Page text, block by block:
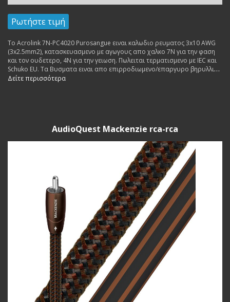
Ρωτήστε τιμή
Το Acrolink 7N-PC4020 Purosangue ειναι καλωδιο ρευματος 3x10 AWG
(3x2.5mm2), κατασκευασμενο με αγωγους απο χαλκο 7Ν για την φαση
και τον ουδετερο, 4Ν για την γειωση. Πωλειται τερματισμενο με IEC και
Schuko EU. Τα Βυσματα ειναι απο επιρροδιωμενο/επαργυρο βηρυλλιο
χαλκο.
Δείτε περισσότερα
AudioQuest Mackenzie rca-rca